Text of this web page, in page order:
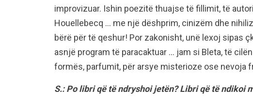
improvizuar. Ishin poezitë thuajse të fillimit, të
Houellebecq … me një dëshprim, cinizëm dhe
bërë për të qeshur! Por zakonisht, unë lexoj sipas
asnjë program të paracaktuar … jam si Bleta, të
formës, parfumit, për arsye misterioze ose nevoja
S.: Po libri që të ndryshoi jetën? Libri që të ndikoi